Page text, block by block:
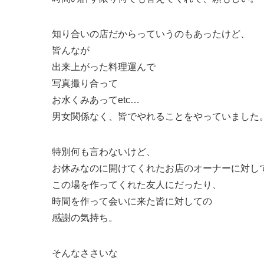
知り合いの店だからっていうのもあったけど、
皆んなが
出来上がった料理運んで
写真撮り合って
お水くみあってetc…
男女関係なく、皆でやれることをやっていました。
特別何も言わないけど、
お休みなのに開けてくれたお店のオーナーに対し
この場を作ってくれた友人にだったり、
時間を作って会いに来た皆に対しての
感謝の気持ち。
そんなささいな